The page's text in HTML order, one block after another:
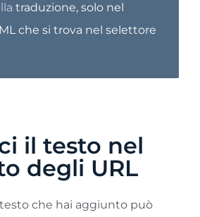
traduzione, solo nel
che si trova nel selettore
il testo nel
degli URL
che hai aggiunto può